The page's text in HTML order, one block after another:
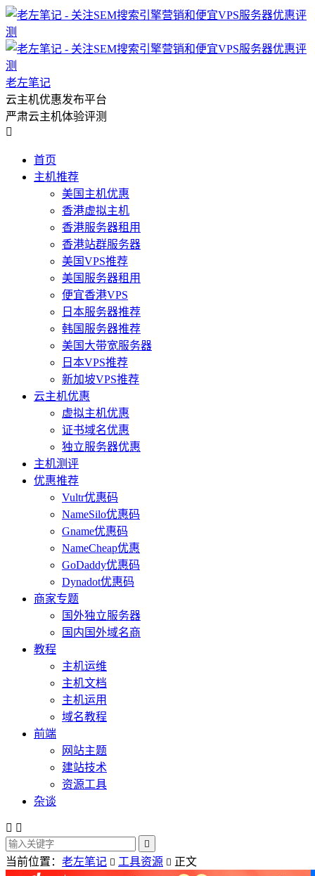
老左笔记
云主机优惠发布平台
严肃云主机体验评测

首页
主机推荐
美国主机优惠
香港虚拟主机
香港服务器租用
香港站群服务器
美国VPS推荐
美国服务器租用
便宜香港VPS
日本服务器推荐
韩国服务器推荐
美国大带宽服务器
日本VPS推荐
新加坡VPS推荐
云主机优惠
虚拟主机优惠
证书域名优惠
独立服务器优惠
主机测评
优惠推荐
Vultr优惠码
NameSilo优惠码
Gname优惠码
NameCheap优惠
GoDaddy优惠码
Dynadot优惠码
商家专题
国外独立服务器
国内国外域名商
教程
主机运维
主机文档
主机运用
域名教程
前端
网站主题
建站技术
资源工具
杂谈
 

当前位置： 老左笔记  工具资源  正文